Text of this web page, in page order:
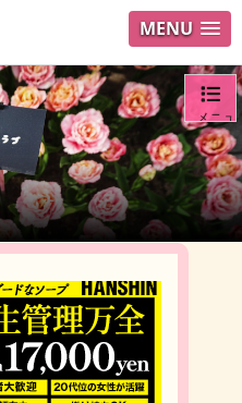
MENU
メニュ
ログイ